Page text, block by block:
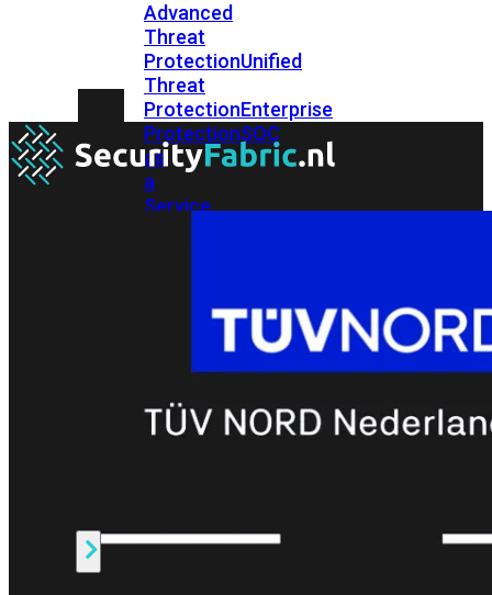
Advanced
Threat
ProtectionUnified
Threat
ProtectionEnterprise
ProtectionSOC
as
a
Service
Security
a
Service